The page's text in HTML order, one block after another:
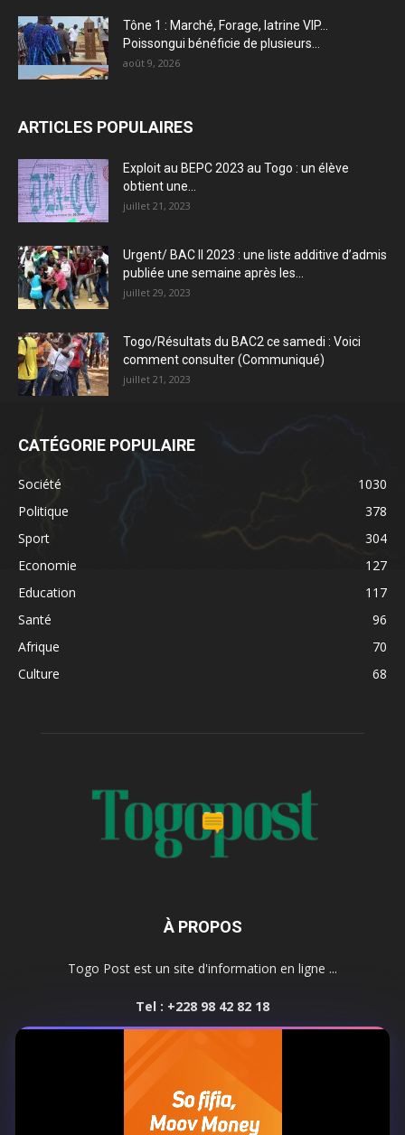
Tône 1 : Marché, Forage, latrine VIP…
Poissongui bénéficie de plusieurs...
août 9, 2026
ARTICLES POPULAIRES
Exploit au BEPC 2023 au Togo : un élève
obtient une...
juillet 21, 2023
Urgent/ BAC II 2023 : une liste additive d’admis
publiée une semaine après les...
juillet 29, 2023
Togo/Résultats du BAC2 ce samedi : Voici
comment consulter (Communiqué)
juillet 21, 2023
CATÉGORIE POPULAIRE
Société
1030
Politique
378
Sport
304
Economie
127
Education
117
Santé
96
Afrique
70
Culture
68
À PROPOS
Togo Post est un site d'information en ligne ...
Tel : +228 98 42 82 18
SUIVEZ NOUS